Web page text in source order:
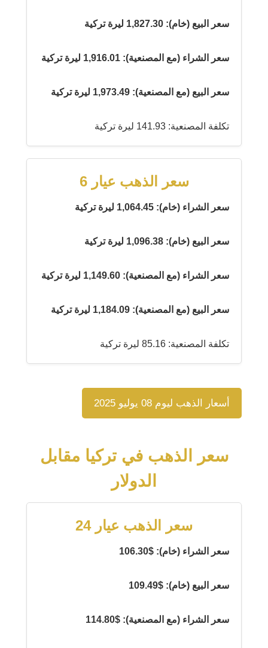
سعر البيع (خام): 1,827.30 ليرة تركية
سعر الشراء (مع المصنعية): 1,916.01 ليرة تركية
سعر البيع (مع المصنعية): 1,973.49 ليرة تركية
تكلفة المصنعية: 141.93 ليرة تركية
سعر الذهب عيار 6
سعر الشراء (خام): 1,064.45 ليرة تركية
سعر البيع (خام): 1,096.38 ليرة تركية
سعر الشراء (مع المصنعية): 1,149.60 ليرة تركية
سعر البيع (مع المصنعية): 1,184.09 ليرة تركية
تكلفة المصنعية: 85.16 ليرة تركية
أسعار الذهب ليوم 08 يوليو 2025
سعر الذهب في تركيا مقابل
الدولار
سعر الذهب عيار 24
سعر الشراء (خام): $106.30
سعر البيع (خام): $109.49
سعر الشراء (مع المصنعية): $114.80